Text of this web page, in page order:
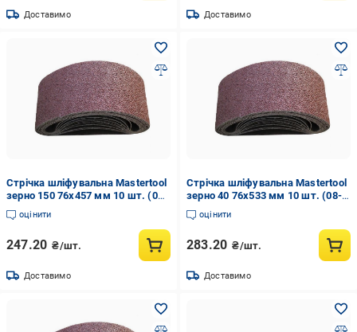
Доставимо Доставимо
Стрічка шліфувальна Mastertool
зерно 150 76x457 мм 10 шт. (08-
2315)
оцінити
247.20 ₴/шт.
Доставимо
Стрічка шліфувальна Mastertool
зерно 40 76x533 мм 10 шт. (08-
2404)
оцінити
283.20 ₴/шт.
Доставимо